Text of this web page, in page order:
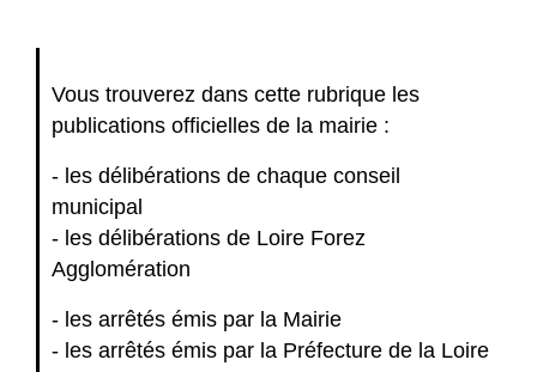
Vous trouverez dans cette rubrique les
publications officielles de la mairie :
- les délibérations de chaque conseil
municipal
- les délibérations de Loire Forez
Agglomération
- les arrêtés émis par la Mairie
- les arrêtés émis par la Préfecture de la Loire